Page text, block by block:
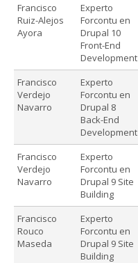
Francisco
Ruiz-Alejos
Ayora
Experto
Forcontu en
Drupal 10
Front-End
Development
Francisco
Verdejo
Navarro
Experto
Forcontu en
Drupal 8
Back-End
Development
Francisco
Verdejo
Navarro
Experto
Forcontu en
Drupal 9 Site
Building
Francisco
Rouco
Maseda
Experto
Forcontu en
Drupal 9 Site
Building